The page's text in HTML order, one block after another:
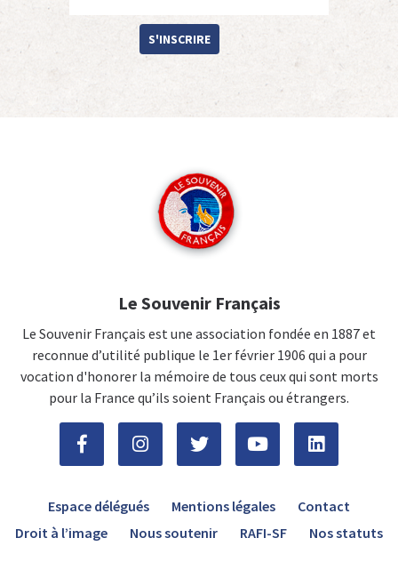
S'INSCRIRE
Le Souvenir Français
Le Souvenir Français est une association fondée en 1887 et
reconnue d’utilité publique le 1er février 1906 qui a pour
vocation d'honorer la mémoire de tous ceux qui sont morts
pour la France qu’ils soient Français ou étrangers.
Espace délégués Mentions légales
Contact
Droit à l’image
Nous soutenir RAFI-SF Nos statuts